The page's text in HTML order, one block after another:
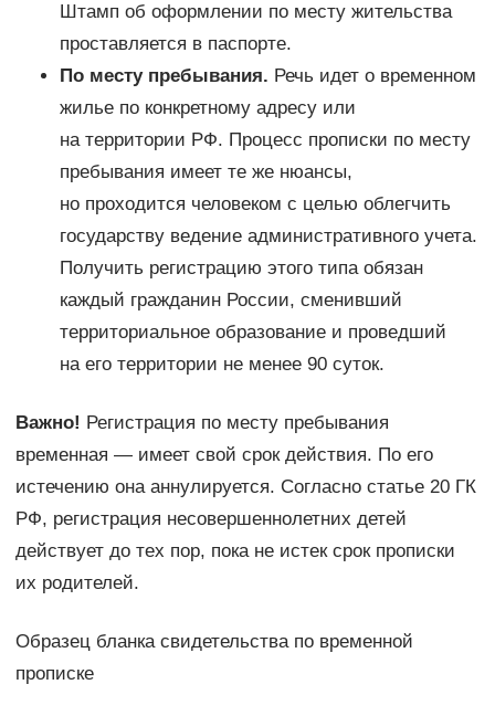
Штамп об оформлении по месту жительства
проставляется в паспорте.
По месту пребывания. Речь идет о временном
жилье по конкретному адресу или
на территории РФ. Процесс прописки по месту
пребывания имеет те же нюансы,
но проходится человеком с целью облегчить
государству ведение административного учета.
Получить регистрацию этого типа обязан
каждый гражданин России, сменивший
территориальное образование и проведший
на его территории не менее 90 суток.
Важно! Регистрация по месту пребывания
временная — имеет свой срок действия. По его
истечению она аннулируется. Согласно статье 20 ГК
РФ, регистрация несовершеннолетних детей
действует до тех пор, пока не истек срок прописки
их родителей.
Образец бланка свидетельства по временной
прописке